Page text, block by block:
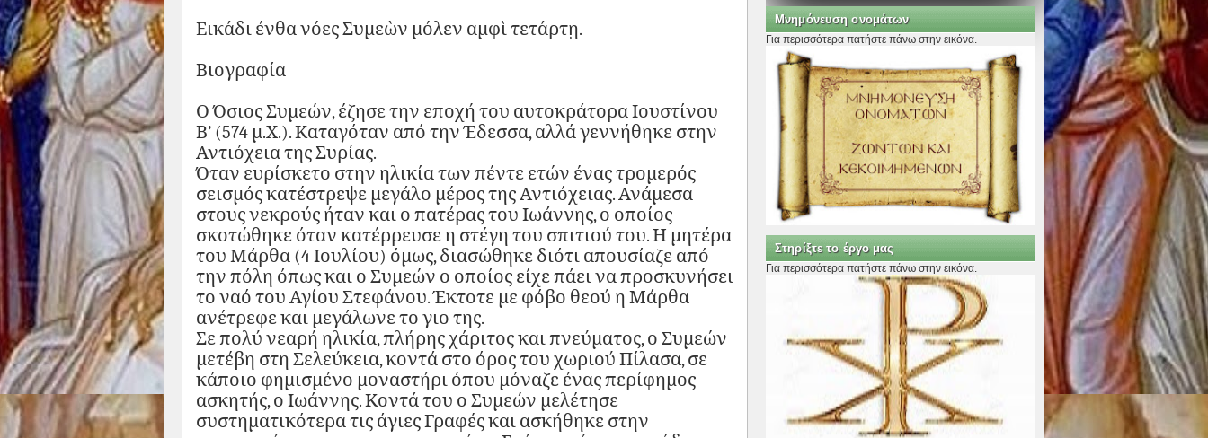
Εικάδι ένθα νόες Συμεὼν μόλεν αμφὶ τετάρτῃ.
Βιογραφία
Ο Όσιος Συμεών, έζησε την εποχή του αυτοκράτορα Ιουστίνου
Β’ (574 μ.Χ.). Καταγόταν από την Έδεσσα, αλλά γεννήθηκε στην
Αντιόχεια της Συρίας.
Όταν ευρίσκετο στην ηλικία των πέντε ετών ένας τρομερός
σεισμός κατέστρεψε μεγάλο μέρος της Αντιόχειας. Ανάμεσα
στους νεκρούς ήταν και ο πατέρας του Ιωάννης, ο οποίος
σκοτώθηκε όταν κατέρρευσε η στέγη του σπιτιού του. Η μητέρα
του Μάρθα (4 Ιουλίου) όμως, διασώθηκε διότι απουσίαζε από
την πόλη όπως και ο Συμεών ο οποίος είχε πάει να προσκυνήσει
το ναό του Αγίου Στεφάνου. Έκτοτε με φόβο θεού η Μάρθα
ανέτρεφε και μεγάλωνε το γιο της.
Σε πολύ νεαρή ηλικία, πλήρης χάριτος και πνεύματος, ο Συμεών
μετέβη στη Σελεύκεια, κοντά στο όρος του χωριού Πίλασα, σε
κάποιο φημισμένο μοναστήρι όπου μόναζε ένας περίφημος
ασκητής, ο Ιωάννης. Κοντά του ο Συμεών μελέτησε
συστηματικότερα τις άγιες Γραφές και ασκήθηκε στην
Μνημόνευση ονομάτων
Για περισσότερα πατήστε πάνω στην εικόνα.
Στηρίξτε το έργο μας
Για περισσότερα πατήστε πάνω στην εικόνα.